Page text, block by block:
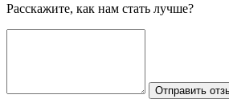
Расскажите, как нам стать лучше?
Отправить